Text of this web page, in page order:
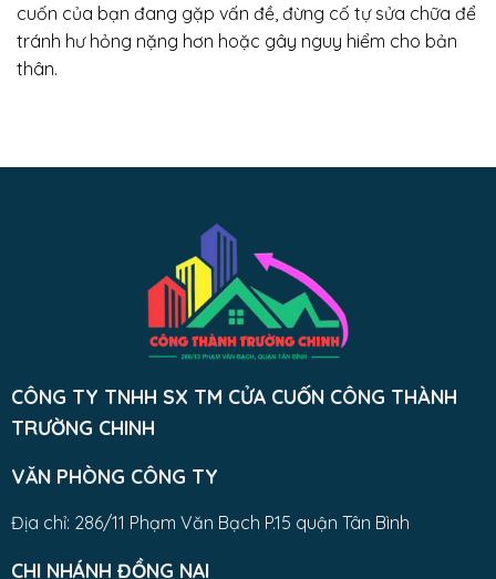
cuốn của bạn đang gặp vấn đề, đừng cố tự sửa chữa để
tránh hư hỏng nặng hơn hoặc gây nguy hiểm cho bản
thân.
CÔNG TY TNHH SX TM CỬA CUỐN CÔNG THÀNH
TRƯỜNG CHINH
VĂN PHÒNG CÔNG TY
Địa chỉ: 286/11 Phạm Văn Bạch P.15 quận Tân Bình
CHI NHÁNH ĐỒNG NAI